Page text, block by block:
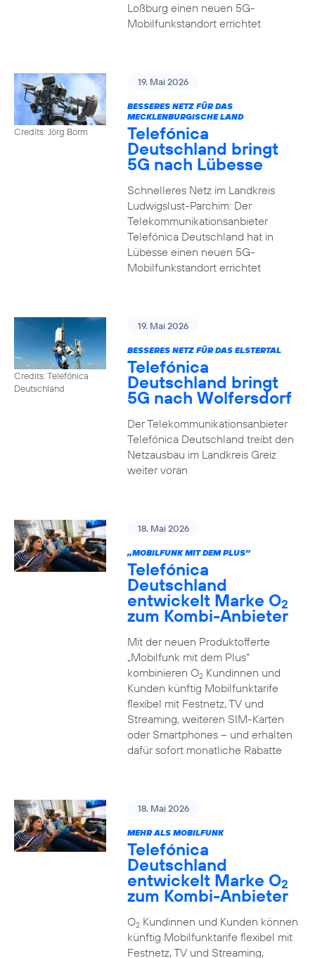
Loßburg einen neuen 5G-
Mobilfunkstandort errichtet
Credits: Jörg Borm
19. Mai 2026
BESSERES NETZ FÜR DAS
MECKLENBURGISCHE LAND
Telefónica
Deutschland bringt
5G nach Lübesse
Schnelleres Netz im Landkreis
Ludwigslust-Parchim: Der
Telekommunikationsanbieter
Telefónica Deutschland hat in
Lübesse einen neuen 5G-
Mobilfunkstandort errichtet
Credits: Telefónica
Deutschland
19. Mai 2026
BESSERES NETZ FÜR DAS ELSTERTAL
Telefónica
Deutschland bringt
5G nach Wolfersdorf
Der Telekommunikationsanbieter
Telefónica Deutschland treibt den
Netzausbau im Landkreis Greiz
weiter voran
18. Mai 2026
„MOBILFUNK MIT DEM PLUS”
Telefónica
Deutschland
entwickelt Marke O2
zum Kombi-Anbieter
Mit der neuen Produktofferte
„Mobilfunk mit dem Plus“
kombinieren O2Kundinnen und
Kunden künftig Mobilfunktarife
flexibel mit Festnetz, TV und
Streaming, weiteren SIM-Karten
oder Smartphones – und erhalten
dafür sofort monatliche Rabatte
18. Mai 2026
MEHR ALS MOBILFUNK
Telefónica
Deutschland
entwickelt Marke O2
zum Kombi-Anbieter
O2Kundinnen und Kunden können
künftig Mobilfunktarife flexibel mit
Festnetz, TV und Streaming,